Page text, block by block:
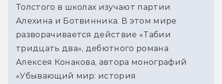
Толстого в школах изучают партии
Алехина и Ботвинника. В этом мире
разворачивается действие «Табии
тридцать два», дебютного романа
Алексея Конакова, автора монографий
«Убывающий мир: история